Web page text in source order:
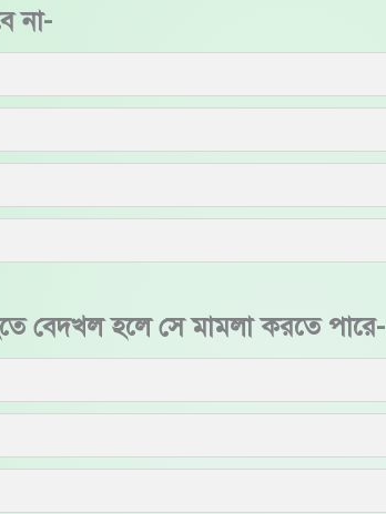
না-
বেদখল হলে সে মামলা করতে পারে-